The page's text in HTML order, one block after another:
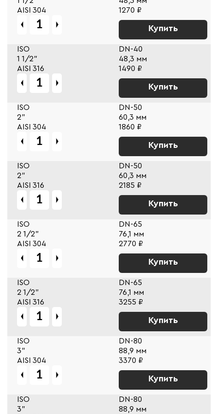
AISI 304
1270 ₽
Купить
ISO
DN-40
1 1/2"
48,3 мм
AISI 316
1490 ₽
Купить
ISO
DN-50
2"
60,3 мм
AISI 304
1860 ₽
Купить
ISO
DN-50
2"
60,3 мм
AISI 316
2185 ₽
Купить
ISO
DN-65
2 1/2"
76,1 мм
AISI 304
2770 ₽
Купить
ISO
DN-65
2 1/2"
76,1 мм
AISI 316
3255 ₽
Купить
ISO
DN-80
3"
88,9 мм
AISI 304
3370 ₽
Купить
ISO
DN-80
3"
88,9 мм